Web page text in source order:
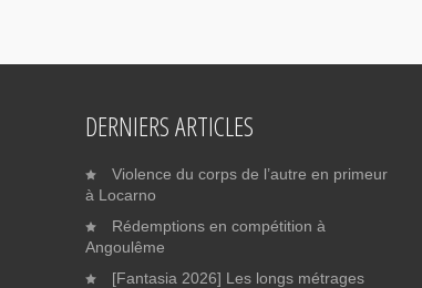
DERNIERS ARTICLES
Violence du corps de l’autre en primeur
à Locarno
Rédemptions en compétition à
Angoulême
[Fantasia 2026] Les longs métrages